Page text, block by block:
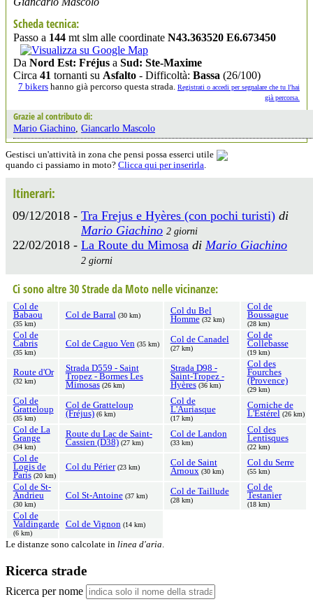
Scheda tecnica:
Passo a 144 mt slm alle coordinate N43.363520 E6.673450
Da Nord Est: Fréjus a Sud: Ste-Maxime
Circa 41 tornanti su Asfalto - Difficoltà: Bassa (26/100)
7 bikers hanno già percorso questa strada. Registrati o accedi per segnalare che tu l'hai
già percorsa.
Grazie al contributo di:
Mario Giachino Giancarlo Mascolo
Gestisci un'attività in zona che pensi possa esserci utile
quando ci passiamo in moto? Clicca qui per inserirla.
Itinerari:
09/12/2018 - Tra Frejus e Hyères (con pochi turisti) di
Mario Giachino 2 giorni
22/02/2018 - La Route du Mimosa di Mario Giachino
2 giorni
Ci sono altre 30 Strade da Moto nelle vicinanze:
Col de
Babaou
(35 km)
Col de Barral (30 km)
Col du Bel
Homme (32 km)
Col de
Boussague
(28 km)
Col de
Cabris
(35 km)
Col de Caguo Ven (35 km) Col de Canadel
(27 km)
Col de
Collebasse
(19 km)
Route d'Or
(32 km)
Strada D559 - Saint
Tropez - Bormes Les
Mimosas (26 km)
Strada D98 -
Saint-Tropez -
Hyères (36 km)
Col des
Fourches
(Provence)
(29 km)
Col de
Gratteloup
(35 km)
Col de Gratteloup
(Fréjus) (6 km)
Col de
L'Auriasque
(17 km)
Corniche de
L'Estérel (26 km)
Col de La
Grange
(34 km)
Route du Lac de Saint-
Cassien (D38) (27 km)
Col de Landon
(33 km)
Col des
Lentisques
(22 km)
Col de
Logis de
Paris (20 km)
Col du Périer (23 km)
Col de Saint
Arnoux (30 km)
Col du Serre
(55 km)
Col de St-
Andrieu
(30 km)
Col St-Antoine (37 km) Col de Taillude
(28 km)
Col de
Testanier
(18 km)
Col de
Valdingarde
(6 km)
Col de Vignon (14 km)
Le distanze sono calcolate in linea d'aria.
Ricerca strade
Ricerca per nome